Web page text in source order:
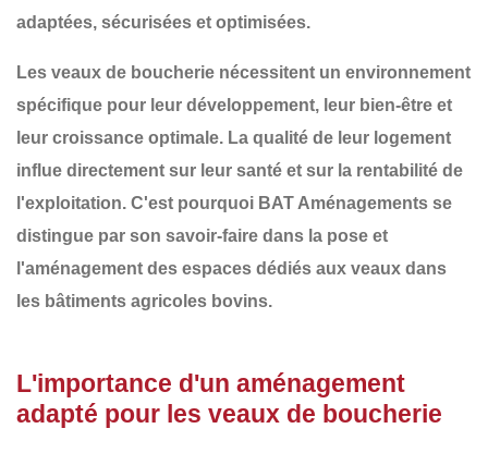
adaptées, sécurisées et optimisées.
Les veaux de boucherie nécessitent un environnement
spécifique pour leur développement, leur bien-être et
leur croissance optimale. La qualité de leur logement
influe directement sur leur santé et sur la rentabilité de
l'exploitation. C'est pourquoi BAT Aménagements se
distingue par son savoir-faire dans la pose et
l'aménagement des espaces dédiés aux veaux dans
les bâtiments agricoles bovins.
L'importance d'un aménagement
adapté pour les veaux de boucherie